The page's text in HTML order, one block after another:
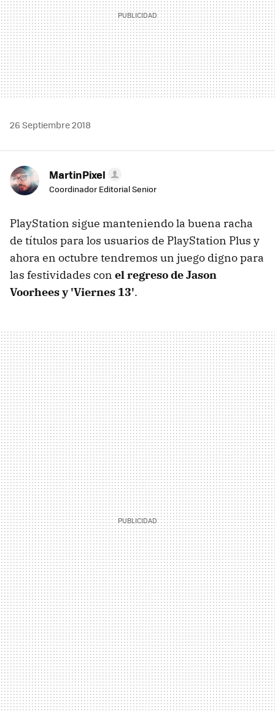
26 Septiembre 2018
MartinPixel
Coordinador Editorial Senior
PlayStation sigue manteniendo la buena racha
de títulos para los usuarios de PlayStation Plus y
ahora en octubre tendremos un juego digno para
las festividades con el regreso de Jason
Voorhees y 'Viernes 13'.